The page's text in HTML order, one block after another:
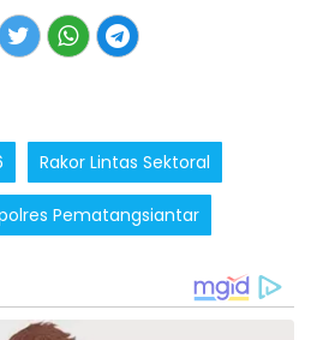
Rakor Lintas Sektoral
Pematangsiantar